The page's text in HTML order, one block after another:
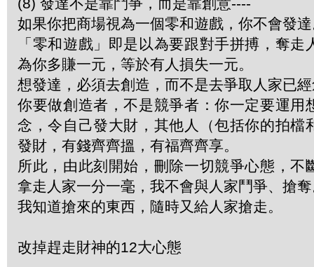
如果你把商場視為一個零和遊戲，你不會發
「零和遊戲」即是以為要跟對手拼搏，奪走
為你多賺一元，等於有人損失一元。
想發達，必須去創造，而不是去爭取人家已
你要做創造者，不是競爭者：你一定要運用
念，令自己發大財，其他人（包括你的拍檔
發財，有錢齊齊搵，有福齊齊享。
所此，由此刻開始，刪除一切競爭心態，不
拿走人家一分一毫，我不會與人家鬥爭、搶
我知道搶來的東西，隨時又給人家搶走。
改掉趕走財神的12大心態